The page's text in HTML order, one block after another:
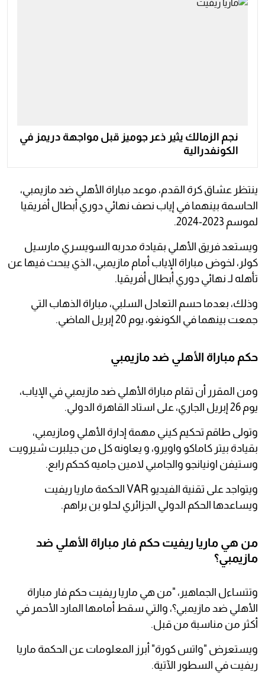
نجم الزمالك يثير ذعر جوميز قبل مواجهة دريمز في
الكونفدرالية
ينتظر عشاق كرة القدم، موعد مباراة الأهلي ضد مازيمبي،
الحاسمة بينهما في إياب نصف نهائي دوري أبطال أفريقيا
لموسم 2023-2024.
ويستعد فريق الأهلي بقيادة مدربه السويسري مارسيل
كولر، لخوض مباراة الإياب أمام مازيمبي، الذي يبحث فيها عن
تأهله لـ نهائي دوري أبطال أفريقيا.
وذلك، بعدما حسم التعادل السلبي، مباراة الذهاب التي
جمعت بينهما في الكونغو، يوم 20 إبريل الماضي.
حكم مباراة الأهلي ضد مازيمبي
ومن المقرر أن تقام مباراة الأهلي ضد مازيمبي في الإياب،
يوم 26 إبريل الجاري، على استاد القاهرة الدولي.
وتولى طاقم تحكيم كيني مهمة إدارة الأهلي ومازيمبي،
بقيادة بيتر كاماكو واويرو، و يعاونه كل من جيلبرت شيرويت
وستيفن اونيانجو والجامبي لامين جاميه كحكم رابع.
ويتواجد على تقنية الفيديو VAR الحكمة ماريا ريفيت
ويساعدها الحكم الدولي الجزائري لحلو بن براهم.
من هي ماريا ريفيت حكم فار مباراة الأهلي ضد
مازيمبي؟
وتتساءل الجماهير، "من هي ماريا ريفيت حكم فار مباراة
الأهلي ضد مازيمبي؟، والتي سقط أمامها المارد الأحمر في
أكثر من مناسبة من قبل.
ويستعرض "واتس كورة" أبرز المعلومات عن الحكمة ماريا
ريفيت في السطور الآتية.